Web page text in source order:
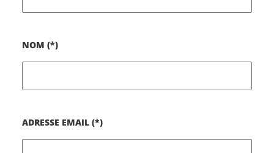
NOM (*)
ADRESSE EMAIL (*)